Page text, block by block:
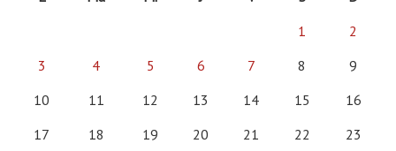
1
2
3
4 5 6 7 8
9
10
11 12 13 14 15
16
17
18 19 20 21 22
23